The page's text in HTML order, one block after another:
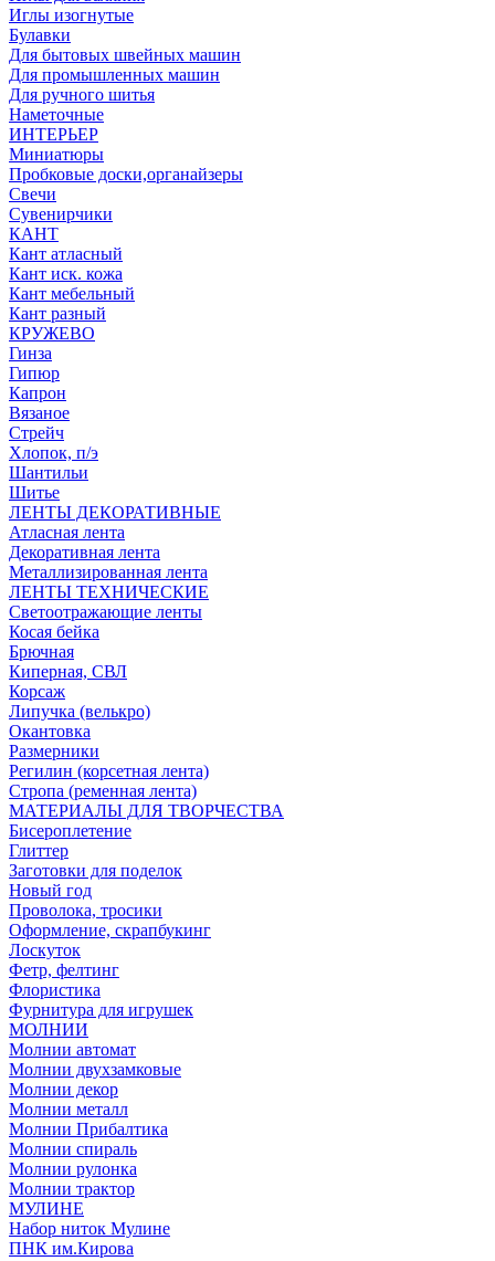
Иглы изогнутые
Булавки
Для бытовых швейных машин
Для промышленных машин
Для ручного шитья
Наметочные
ИНТЕРЬЕР
Миниатюры
Пробковые доски,органайзеры
Свечи
Сувенирчики
КАНТ
Кант атласный
Кант иск. кожа
Кант мебельный
Кант разный
КРУЖЕВО
Гинза
Гипюр
Капрон
Вязаное
Стрейч
Хлопок, п/э
Шантильи
Шитье
ЛЕНТЫ ДЕКОРАТИВНЫЕ
Атласная лента
Декоративная лента
Металлизированная лента
ЛЕНТЫ ТЕХНИЧЕСКИЕ
Светоотражающие ленты
Косая бейка
Брючная
Киперная, СВЛ
Корсаж
Липучка (велькро)
Окантовка
Размерники
Регилин (корсетная лента)
Стропа (ременная лента)
МАТЕРИАЛЫ ДЛЯ ТВОРЧЕСТВА
Бисероплетение
Глиттер
Заготовки для поделок
Новый год
Проволока, тросики
Оформление, скрапбукинг
Лоскуток
Фетр, фелтинг
Флористика
Фурнитура для игрушек
МОЛНИИ
Молнии автомат
Молнии двухзамковые
Молнии декор
Молнии металл
Молнии Прибалтика
Молнии спираль
Молнии рулонка
Молнии трактор
МУЛИНЕ
Набор ниток Мулине
ПНК им.Кирова